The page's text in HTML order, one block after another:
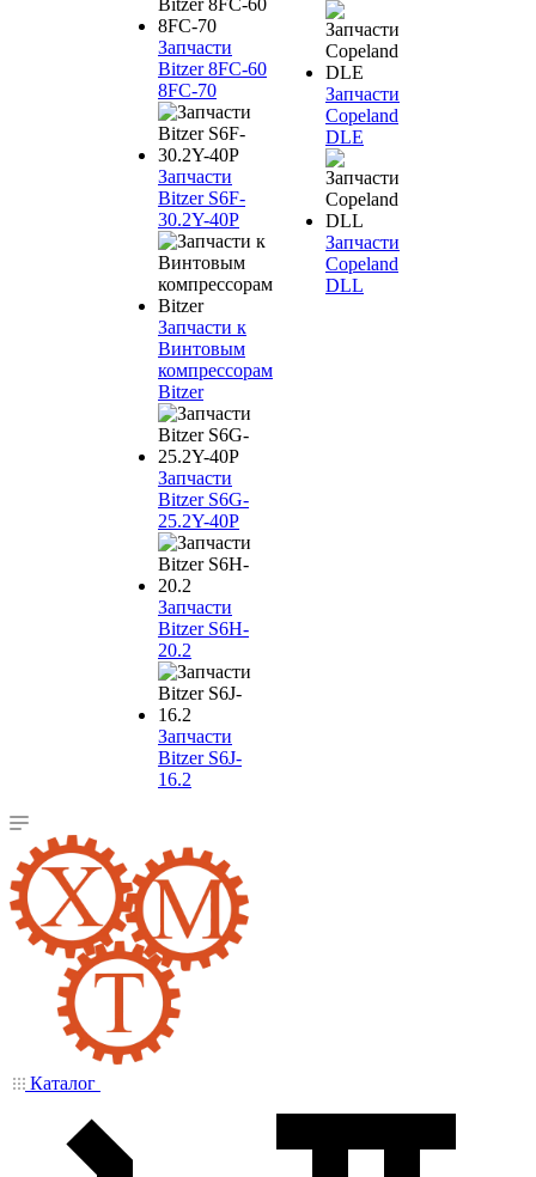
Запчасти
Bitzer 8FC-60
8FC-70
Запчасти
Bitzer S6F-
30.2Y-40P
Запчасти к
Винтовым
компрессорам
Bitzer
Запчасти
Bitzer S6G-
25.2Y-40P
Запчасти
Bitzer S6H-
20.2
Запчасти
Bitzer S6J-
16.2
Запчасти
Copeland
DLE
Запчасти
Copeland
DLL
Каталог